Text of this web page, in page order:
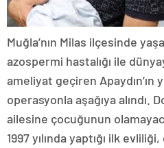
Muğla’nın Milas ilçesinde
azospermi hastalığı ile
ameliyat geçiren Apaydın’ın
operasyonla aşağıya alındı.
ailesine çocuğunun
1997 yılında yaptığı ilk